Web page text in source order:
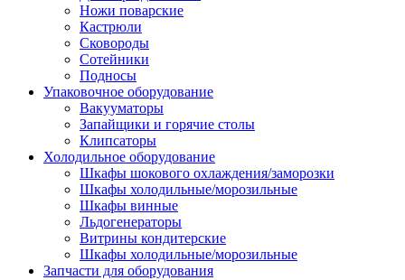
Ножи поварские
Кастрюли
Сковороды
Сотейники
Подносы
Упаковочное оборудование
Вакууматоры
Запайщики и горячие столы
Клипсаторы
Холодильное оборудование
Шкафы шокового охлаждения/заморозки
Шкафы холодильные/морозильные
Шкафы винные
Льдогенераторы
Витрины кондитерские
Шкафы холодильные/морозильные
Запчасти для оборудования